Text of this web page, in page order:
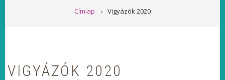
Címlap Vigyázók 2020
VIGYÁZÓK 2020